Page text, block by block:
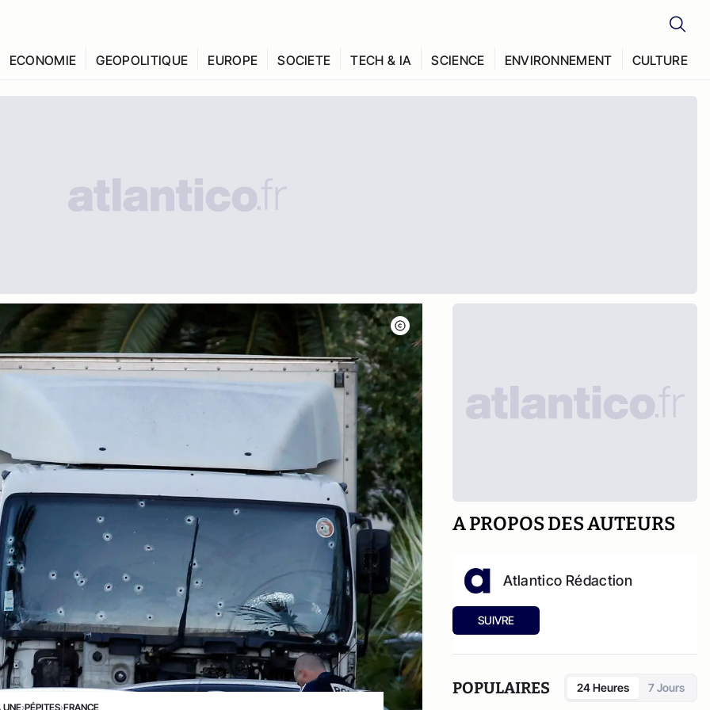
ECONOMIE GEOPOLITIQUE EUROPE SOCIETE TECH & IA SCIENCE ENVIRONNEMENT CULTURE
UNE›PÉPITES›FRANCE
A PROPOS DES AUTEURS
Atlantico Rédaction
SUIVRE
POPULAIRES 24 Heures 7 Jours